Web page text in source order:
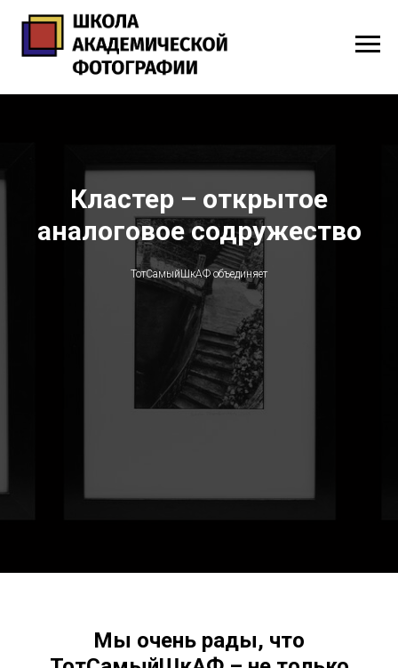
Кластер – открытое
аналоговое содружество
ТотСамыйШкАФ объединяет
Мы очень рады, что